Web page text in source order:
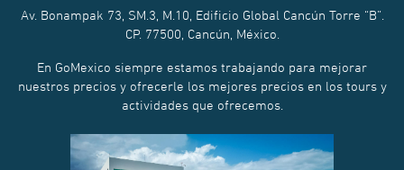
Av. Bonampak 73, SM.3, M.10, Edificio Global Cancún Torre “B”.
CP. 77500, Cancún, México.
En GoMexico siempre estamos trabajando para mejorar
nuestros precios y ofrecerle los mejores precios en los tours y
actividades que ofrecemos.